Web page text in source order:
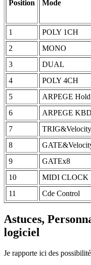
Position Mode
1 POLY 1CH
2
MONO
3
DUAL
4
POLY 4CH
5
ARPEGE Hold
6
ARPEGE KBD
7
TRIG&Velocity
8
9
GATEx8
10
MIDI CLOCK
11
Cde Control
Astuces,
logiciel
Je rapporte ici des